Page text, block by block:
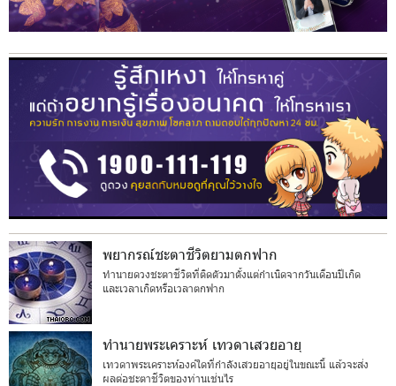
พยากรณ์ชะตาชีวิตยามตกฟาก
ทำนายดวงชะตาชีวิตที่ติดตัวมาตั้งแต่กำเนิดจากวันเดือนปีเกิด
และเวลาเกิดหรือเวลาตกฟาก
ทำนายพระเคราะห์ เทวดาเสวยอายุ
เทวดาพระเคราะห์องค์ใดที่กำลังเสวยอายุอยู่ในขณะนี้ แล้วจะส่ง
ผลต่อชะตาชีวิตของท่านเช่นไร